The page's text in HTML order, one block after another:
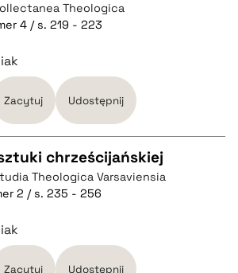
Theologica
4 / s. 219 - 223
Zacytuj Udostępnij
chrześcijańskiej
Theologica Varsaviensia
2 / s. 235 - 256
Zacytuj Udostępnij